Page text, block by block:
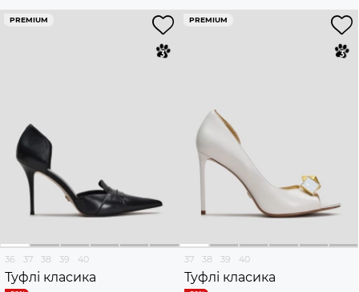
PREMIUM
36 37 38 39 40
Туфлі класика
PREMIUM
37 38 39 40
Туфлі класика